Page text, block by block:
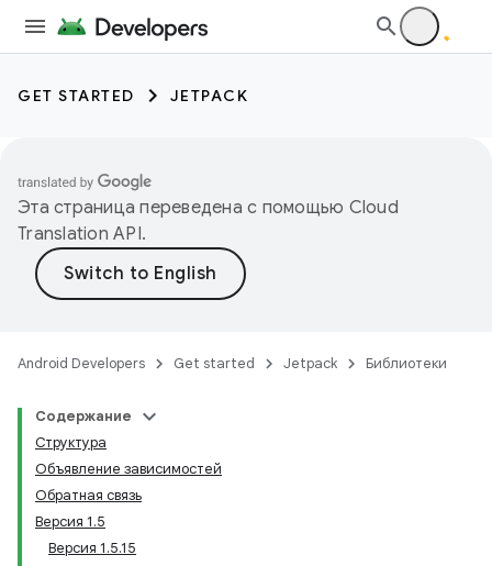
GET STARTED JETPACK
Эта страница переведена с помощью Cloud
Translation API.
Android Developers Get started Jetpack Библиотеки
Содержание
Структура
Объявление зависимостей
Обратная связь
Версия 1.5
Версия 1.5.15